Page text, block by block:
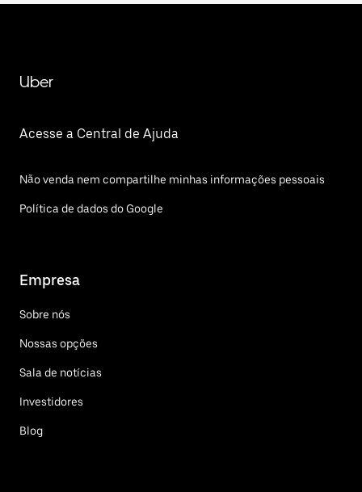
Uber
Acesse a Central de Ajuda
Não venda nem compartilhe minhas informações pessoais
Política de dados do Google
Empresa
Sobre nós
Nossas opções
Sala de notícias
Investidores
Blog